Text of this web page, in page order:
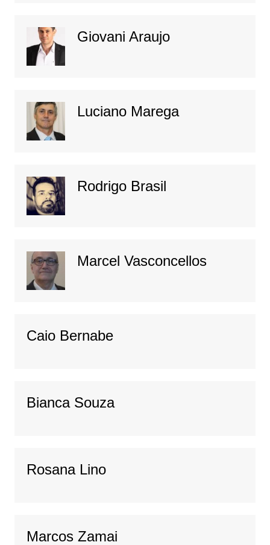
Giovani Araujo
Luciano Marega
Rodrigo Brasil
Marcel Vasconcellos
Caio Bernabe
Bianca Souza
Rosana Lino
Marcos Zamai